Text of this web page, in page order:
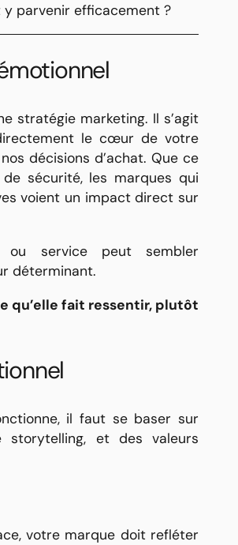
y parvenir efficacement ?
stratégie marketing. Il s’agit
le cœur de votre
décisions d’achat. Que ce
sécurité, les marques qui
voient un impact direct sur
service peut sembler
déterminant.
qu’elle fait ressentir, plutôt
il faut se baser sur
storytelling, et des valeurs
votre marque doit refléter